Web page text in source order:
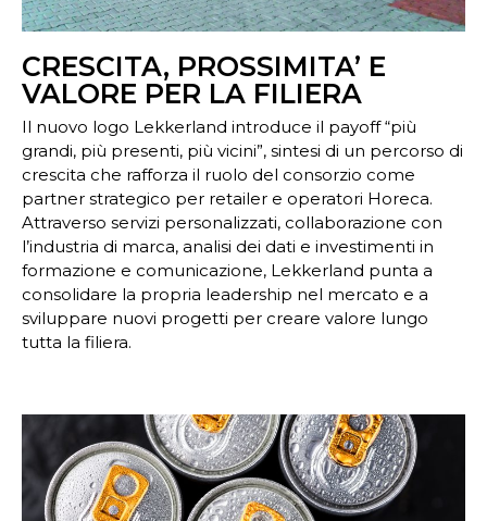
CRESCITA, PROSSIMITA’ E
VALORE PER LA FILIERA
Il nuovo logo Lekkerland introduce il payoff “più
grandi, più presenti, più vicini”, sintesi di un percorso di
crescita che rafforza il ruolo del consorzio come
partner strategico per retailer e operatori Horeca.
Attraverso servizi personalizzati, collaborazione con
l’industria di marca, analisi dei dati e investimenti in
formazione e comunicazione, Lekkerland punta a
consolidare la propria leadership nel mercato e a
sviluppare nuovi progetti per creare valore lungo
tutta la filiera.